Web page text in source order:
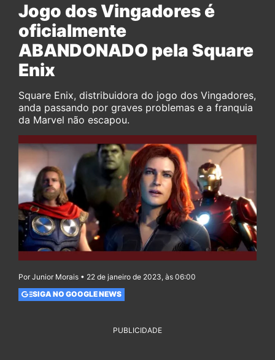
Jogo dos Vingadores é
oficialmente
ABANDONADO pela Square
Enix
Square Enix, distribuidora do jogo dos Vingadores,
anda passando por graves problemas e a franquia
da Marvel não escapou.
Por Junior Morais • 22 de janeiro de 2023, às 06:00
SIGA NO GOOGLE NEWS
PUBLICIDADE